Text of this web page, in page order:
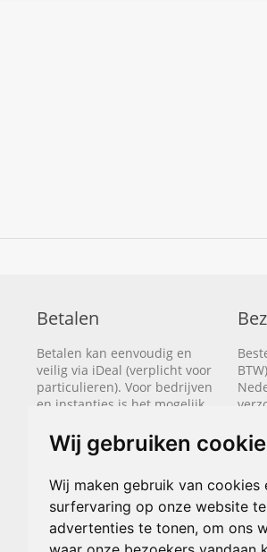
Wij gebruiken
Wij maken gebruik van
surfervaring op onze website
advertenties te tonen, om ons
Betalen
Betalen kan eenvoudig en
veilig via iDeal (verplicht voor
particulieren). Voor bedrijven
en instanties is het mogelijk
We sturen je dan een factuur
nadat de bestelling is
Klik hier om meer te lezen of
bel+31(0)318 618 121